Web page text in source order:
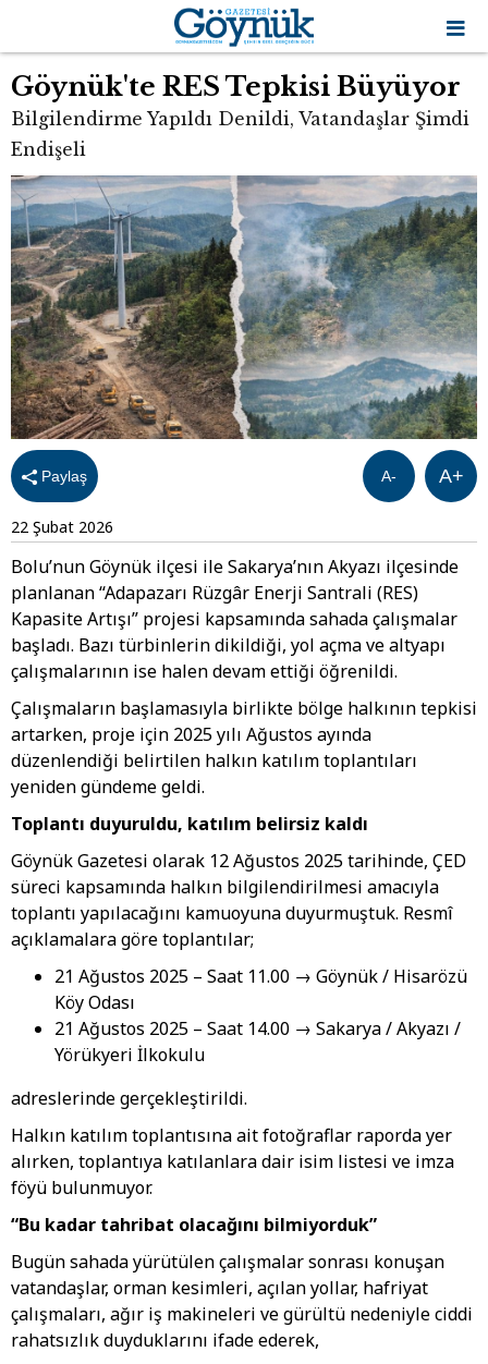
Göynük'te RES Tepkisi Büyüyor
Bilgilendirme Yapıldı Denildi, Vatandaşlar Şimdi
Endişeli
Paylaş A+
A-
22 Şubat 2026
Bolu’nun Göynük ilçesi ile Sakarya’nın Akyazı ilçesinde
planlanan “Adapazarı Rüzgâr Enerji Santrali (RES)
Kapasite Artışı” projesi kapsamında sahada çalışmalar
başladı. Bazı türbinlerin dikildiği, yol açma ve altyapı
çalışmalarının ise halen devam ettiği öğrenildi.
Çalışmaların başlamasıyla birlikte bölge halkının tepkisi
artarken, proje için 2025 yılı Ağustos ayında
düzenlendiği belirtilen halkın katılım toplantıları
yeniden gündeme geldi.
Toplantı duyuruldu, katılım belirsiz kaldı
Göynük Gazetesi olarak 12 Ağustos 2025 tarihinde, ÇED
süreci kapsamında halkın bilgilendirilmesi amacıyla
toplantı yapılacağını kamuoyuna duyurmuştuk. Resmî
açıklamalara göre toplantılar;
21 Ağustos 2025 – Saat 11.00 → Göynük / Hisarözü
Köy Odası
21 Ağustos 2025 – Saat 14.00 → Sakarya / Akyazı /
Yörükyeri İlkokulu
adreslerinde gerçekleştirildi.
Halkın katılım toplantısına ait fotoğraflar raporda yer
alırken, toplantıya katılanlara dair isim listesi ve imza
föyü bulunmuyor.
“Bu kadar tahribat olacağını bilmiyorduk”
Bugün sahada yürütülen çalışmalar sonrası konuşan
vatandaşlar, orman kesimleri, açılan yollar, hafriyat
çalışmaları, ağır iş makineleri ve gürültü nedeniyle ciddi
rahatsızlık duyduklarını ifade ederek,